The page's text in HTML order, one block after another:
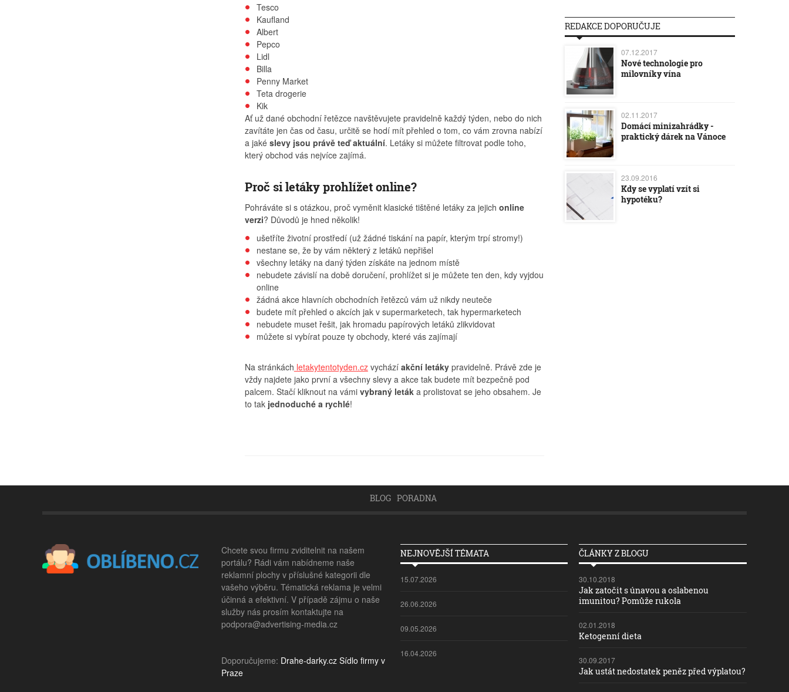
REDAKCE DOPORUČUJE
07.12.2017
Nové technologie pro
milovníky vína
02.11.2017
Domácí minizahrádky -
praktický dárek na Vánoce
23.09.2016
Kdy se vyplatí vzít si
hypotéku?
Tesco
Kaufland
Albert
Pepco
Lidl
Billa
Penny Market
Teta drogerie
Kik
Ať už dané obchodní řetězce navštěvujete pravidelně každý týden, nebo do nich
zavítáte jen čas od času, určitě se hodí mít přehled o tom, co vám zrovna nabízí
a jaké slevy jsou právě teď aktuální. Letáky si můžete filtrovat podle toho,
který obchod vás nejvíce zajímá.
Proč si letáky prohlížet online?
Pohráváte si s otázkou, proč vyměnit klasické tištěné letáky za jejich online
verzi? Důvodů je hned několik!
ušetříte životní prostředí (už žádné tiskání na papír, kterým trpí stromy!)
nestane se, že by vám některý z letáků nepřišel
všechny letáky na daný týden získáte na jednom místě
nebudete závislí na době doručení, prohlížet si je můžete ten den, kdy vyjdou
online
žádná akce hlavních obchodních řetězců vám už nikdy neuteče
budete mít přehled o akcích jak v supermarketech, tak hypermarketech
nebudete muset řešit, jak hromadu papírových letáků zlikvidovat
můžete si vybírat pouze ty obchody, které vás zajímají
Na stránkách letakytentotyden.czvychází akční letákypravidelně. Právě zde je
vždy najdete jako první a všechny slevy a akce tak budete mít bezpečně pod
palcem. Stačí kliknout na vámi vybraný letáka prolistovat se jeho obsahem. Je
to tak jednoduché a rychlé!
BLOG PORADNA
Chcete svou firmu zviditelnit na našem
portálu? Rádi vám nabídneme naše
reklamní plochy v příslušné kategorii dle
vašeho výběru. Tématická reklama je velmi
účinná a efektivní. V případě zájmu o naše
služby nás prosím kontaktujte na
podpora@advertising-media.cz
Doporučujeme: Drahe-darky.cz Sídlo firmy v
Praze
NEJNOVĚJŠÍ TÉMATA
15.07.2026
26.06.2026
09.05.2026
16.04.2026
ČLÁNKY Z BLOGU
30.10.2018
Jak zatočit s únavou a oslabenou
imunitou? Pomůže rukola
02.01.2018
Ketogenní dieta
30.09.2017
Jak ustát nedostatek peněz před výplatou?